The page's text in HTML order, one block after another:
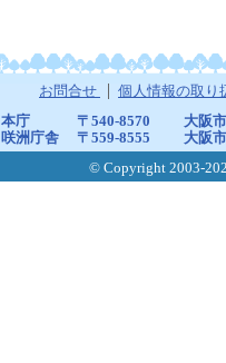
お問合せ 個人情報の取り
本庁 〒540-8570
大阪
咲洲庁舎
〒559-8555
大阪
© Copyright 2003-